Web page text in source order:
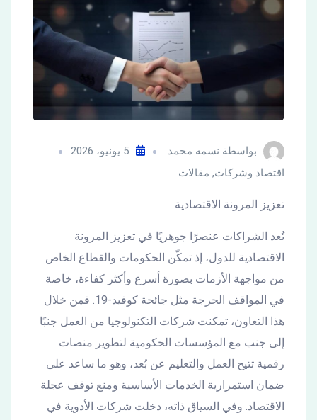
بواسطة نسمه محمد
5 يونيو، 2026
اقتصاد وشركات, مقالات
تعزيز المرونة الاقتصادية
تُعد الشراكات عنصرًا جوهريًا في تعزيز المرونة
الاقتصادية للدول، إذ تمكّن الحكومات والقطاع الخاص
من مواجهة الأزمات بصورة أسرع وأكثر كفاءة، خاصة
في المواقف الحرجة مثل جائحة كوفيد-19. فمن خلال
هذا التعاون، تمكنت شركات التكنولوجيا من العمل جنبًا
إلى جنب مع المؤسسات الحكومية لتطوير منصات
رقمية تتيح العمل والتعليم عن بُعد، وهو ما ساعد على
ضمان استمرارية الخدمات الأساسية ومنع توقف عجلة
الاقتصاد. وفي السياق ذاته، دخلت شركات الأدوية في